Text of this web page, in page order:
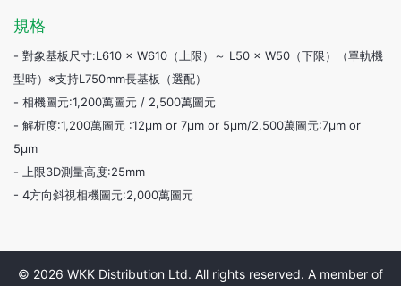
規格
- 對象基板尺寸:L610 × W610（上限）～ L50 × W50（下限）（單軌機
型時）※支持L750mm長基板（選配）
- 相機圖元:1,200萬圖元 / 2,500萬圖元
- 解析度:1,200萬圖元 :12μm or 7μm or 5μm/2,500萬圖元:7μm or
5μm
- 上限3D測量高度:25mm
- 4方向斜視相機圖元:2,000萬圖元
© 2026 WKK Distribution Ltd. All rights reserved. A member of